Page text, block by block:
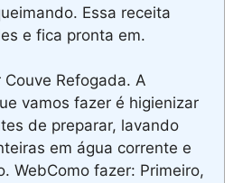
Essa receita
e fica pronta em.
Refogada. A
vamos fazer é higienizar
de preparar, lavando
em água corrente e
WebComo fazer: Primeiro,